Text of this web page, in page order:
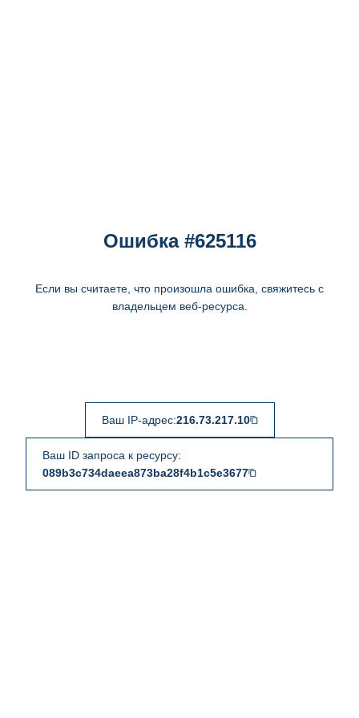
Ошибка #625116
Если вы считаете, что произошла ошибка, свяжитесь с
владельцем веб-ресурса.
Ваш IP-адрес:216.73.217.10
Ваш ID запроса к ресурсу:
089b3c734daeea873ba28f4b1c5e3677